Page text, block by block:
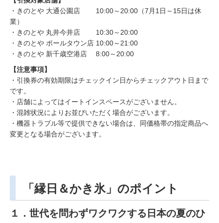
・きのとや 大通公園店 10:00～20:00（7月1日～15日は休
業）
・きのとや 丸井今井店 10:30～20:00
・きのとや ポールタウン店 10:00～21:00
・きのとや 新千歳空港店 8:00～20:00
【注意事項】
・引換券の有効期限はチェックイン日からチェックアウト日まで
です。
・店舗によってはイートインスペースがございません。
・混雑状況によりお並びいただく場合がございます。
・機器トラブル等で提供できない場合は、同価格帯の指定商品へ
変更となる場合がございます。
「縁日＆かき氷」のポイント
１．世代を問わずワクワクする日本の夏のひ